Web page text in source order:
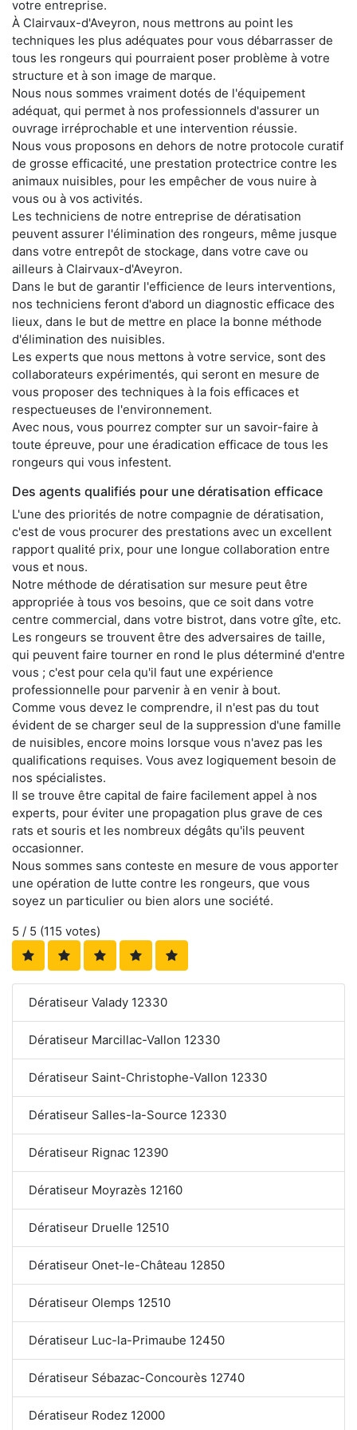
votre entreprise.
À Clairvaux-d'Aveyron, nous mettrons au point les
techniques les plus adéquates pour vous débarrasser de
tous les rongeurs qui pourraient poser problème à votre
structure et à son image de marque.
Nous nous sommes vraiment dotés de l'équipement
adéquat, qui permet à nos professionnels d'assurer un
ouvrage irréprochable et une intervention réussie.
Nous vous proposons en dehors de notre protocole curatif
de grosse efficacité, une prestation protectrice contre les
animaux nuisibles, pour les empêcher de vous nuire à
vous ou à vos activités.
Les techniciens de notre entreprise de dératisation
peuvent assurer l'élimination des rongeurs, même jusque
dans votre entrepôt de stockage, dans votre cave ou
ailleurs à Clairvaux-d'Aveyron.
Dans le but de garantir l'efficience de leurs interventions,
nos techniciens feront d'abord un diagnostic efficace des
lieux, dans le but de mettre en place la bonne méthode
d'élimination des nuisibles.
Les experts que nous mettons à votre service, sont des
collaborateurs expérimentés, qui seront en mesure de
vous proposer des techniques à la fois efficaces et
respectueuses de l'environnement.
Avec nous, vous pourrez compter sur un savoir-faire à
toute épreuve, pour une éradication efficace de tous les
rongeurs qui vous infestent.
Des agents qualifiés pour une dératisation efficace
L'une des priorités de notre compagnie de dératisation,
c'est de vous procurer des prestations avec un excellent
rapport qualité prix, pour une longue collaboration entre
vous et nous.
Notre méthode de dératisation sur mesure peut être
appropriée à tous vos besoins, que ce soit dans votre
centre commercial, dans votre bistrot, dans votre gîte, etc.
Les rongeurs se trouvent être des adversaires de taille,
qui peuvent faire tourner en rond le plus déterminé d'entre
vous ; c'est pour cela qu'il faut une expérience
professionnelle pour parvenir à en venir à bout.
Comme vous devez le comprendre, il n'est pas du tout
évident de se charger seul de la suppression d'une famille
de nuisibles, encore moins lorsque vous n'avez pas les
qualifications requises. Vous avez logiquement besoin de
nos spécialistes.
Il se trouve être capital de faire facilement appel à nos
experts, pour éviter une propagation plus grave de ces
rats et souris et les nombreux dégâts qu'ils peuvent
occasionner.
Nous sommes sans conteste en mesure de vous apporter
une opération de lutte contre les rongeurs, que vous
soyez un particulier ou bien alors une société.
5 / 5 (115 votes)
Dératiseur Valady 12330
Dératiseur Marcillac-Vallon 12330
Dératiseur Saint-Christophe-Vallon 12330
Dératiseur Salles-la-Source 12330
Dératiseur Rignac 12390
Dératiseur Moyrazès 12160
Dératiseur Druelle 12510
Dératiseur Onet-le-Château 12850
Dératiseur Olemps 12510
Dératiseur Luc-la-Primaube 12450
Dératiseur Sébazac-Concourès 12740
Dératiseur Rodez 12000